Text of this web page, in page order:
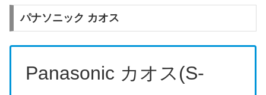
パナソニック カオス
Panasonic カオス(S-